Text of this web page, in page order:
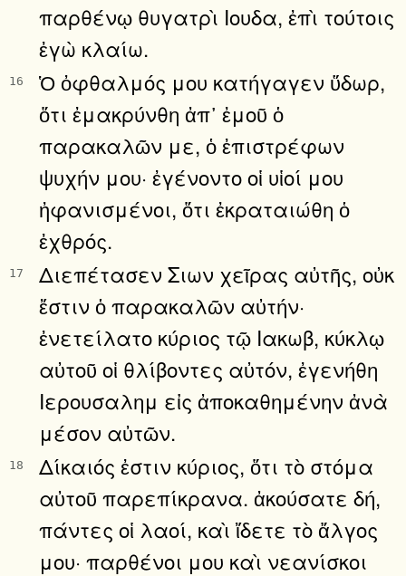
παρθένῳ θυγατρὶ Ιουδα, ἐπὶ τούτοις
ἐγὼ κλαίω.
16
Ὁ ὀφθαλμός μου κατήγαγεν ὕδωρ,
ὅτι ἐμακρύνθη ἀπ᾿ ἐμοῦ ὁ
παρακαλῶν με, ὁ ἐπιστρέφων
ψυχήν μου· ἐγένοντο οἱ υἱοί μου
ἠφανισμένοι, ὅτι ἐκραταιώθη ὁ
ἐχθρός.
17
Διεπέτασεν Σιων χεῖρας αὐτῆς, οὐκ
ἔστιν ὁ παρακαλῶν αὐτήν·
ἐνετείλατο κύριος τῷ Ιακωβ, κύκλῳ
αὐτοῦ οἱ θλίβοντες αὐτόν, ἐγενήθη
Ιερουσαλημ εἰς ἀποκαθημένην ἀνὰ
μέσον αὐτῶν.
18
Δίκαιός ἐστιν κύριος, ὅτι τὸ στόμα
αὐτοῦ παρεπίκρανα. ἀκούσατε δή,
πάντες οἱ λαοί, καὶ ἴδετε τὸ ἄλγος
μου· παρθένοι μου καὶ νεανίσκοι